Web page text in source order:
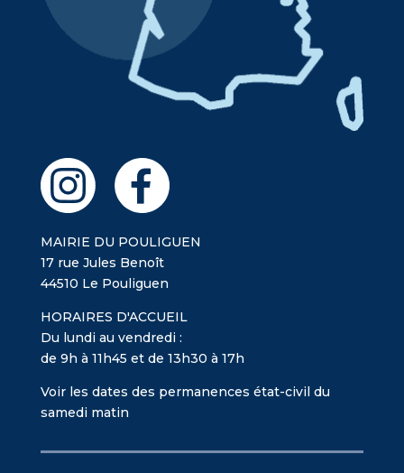
MAIRIE DU POULIGUEN
17 rue Jules Benoît
44510 Le Pouliguen
HORAIRES D'ACCUEIL
Du lundi au vendredi :
de 9h à 11h45 et de 13h30 à 17h
Voir les dates des permanences état-civil du
samedi matin